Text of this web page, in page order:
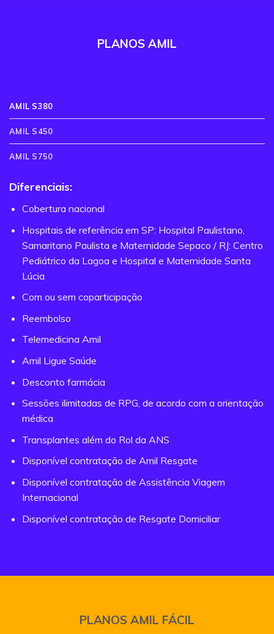
PLANOS AMIL
AMIL S380
AMIL S450
AMIL S750
Diferenciais:
Cobertura nacional
Hospitais de referência em SP: Hospital Paulistano,
Samaritano Paulista e Maternidade Sepaco / RJ: Centro
Pediátrico da Lagoa e Hospital e Maternidade Santa
Lúcia
Com ou sem coparticipação
Reembolso
Telemedicina Amil
Amil Ligue Saúde
Desconto farmácia
Sessões ilimitadas de RPG, de acordo com a orientação
médica
Transplantes além do Rol da ANS
Disponível contratação de Amil Resgate
Disponível contratação de Assistência Viagem
Internacional
Disponível contratação de Resgate Domiciliar
PLANOS AMIL FÁCIL